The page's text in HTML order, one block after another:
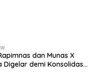
dan Munas X
Digelar demi Konsolidasi